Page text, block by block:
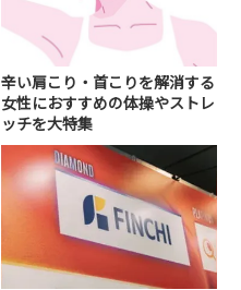
辛い肩こり・首こりを解消する
女性におすすめの体操やストレ
ッチを大特集